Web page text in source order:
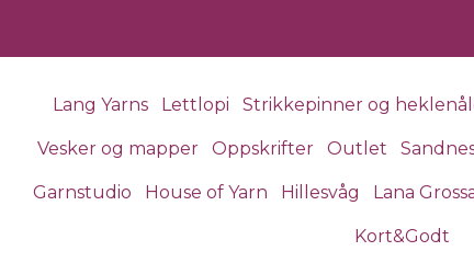
Lang Yarns Lettlopi Strikkepinner og
Vesker og mapper Oppskrifter Outlet
Garnstudio House of Yarn Hillesvåg Lana
Kort&Godt